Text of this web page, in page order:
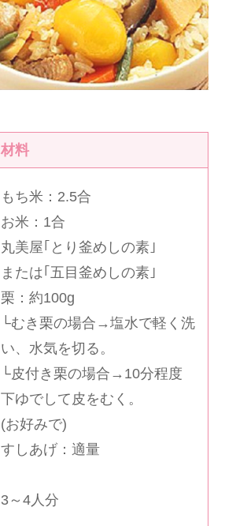
材料
もち米：2.5合
お米：1合
丸美屋｢とり釜めしの素｣
または｢五目釜めしの素｣
栗：約100g
└むき栗の場合→塩水で軽く洗
い、水気を切る。
└皮付き栗の場合→10分程度
下ゆでして皮をむく。
(お好みで)
すしあげ：適量
3～4人分